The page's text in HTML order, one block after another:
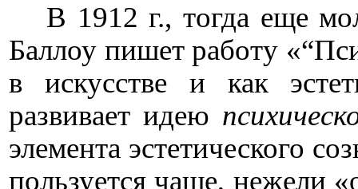
В 1912 г., тогда еще
Баллоу пишет работу
в искусстве и как
развивает идею
элемента эстетического
пользуется чаще, нежели